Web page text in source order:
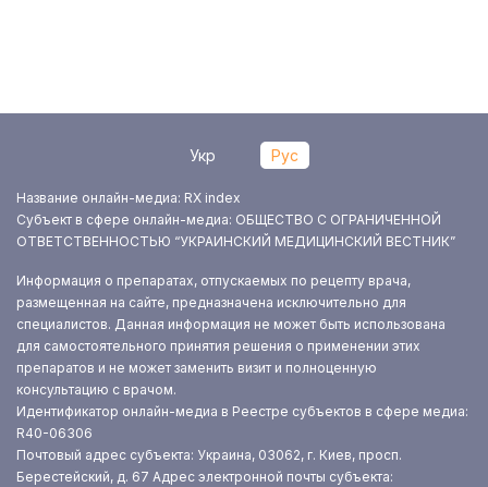
Укр Рус
Название онлайн-медиа: RX index
Субъект в сфере онлайн-медиа: ОБЩЕСТВО С ОГРАНИЧЕННОЙ
ОТВЕТСТВЕННОСТЬЮ “УКРАИНСКИЙ МЕДИЦИНСКИЙ ВЕСТНИК”
Информация о препаратах, отпускаемых по рецепту врача,
размещенная на сайте, предназначена исключительно для
специалистов. Данная информация не может быть использована
для самостоятельного принятия решения о применении этих
препаратов и не может заменить визит и полноценную
консультацию с врачом.
Идентификатор онлайн-медиа в Реестре субъектов в сфере медиа:
R40-06306
Почтовый адрес субъекта: Украина, 03062, г. Киев, просп.
Берестейский, д. 67 Адрес электронной почты субъекта: